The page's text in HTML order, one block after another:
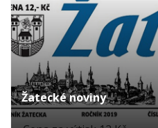
Žatecké noviny